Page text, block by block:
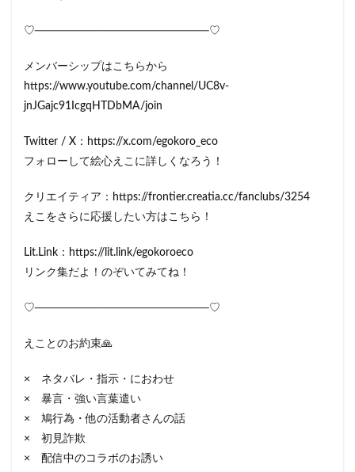
♡────────────────────♡
メンバーシップはこちらから
https://www.youtube.com/channel/UC8v-
jnJGajc91IcgqHTDbMA/join
Twitter / X：https://x.com/egokoro_eco
フォローして絵心えこに詳しくなろう！
クリエイティア：https://frontier.creatia.cc/fanclubs/3254
えこをさらに応援したい方はこちら！
Lit.Link：https://lit.link/egokoroeco
リンク集だよ！のぞいてみてね！
♡────────────────────♡
えことのお約束🙏
× ネタバレ・指示・におわせ
× 暴言・強い言葉遣い
× 鳩行為・他の活動者さんの話
× 初見詐欺
× 配信中のコラボのお誘い